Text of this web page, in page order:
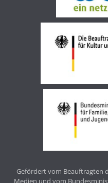
Gefördert vom Beauftragten
Medien und vom